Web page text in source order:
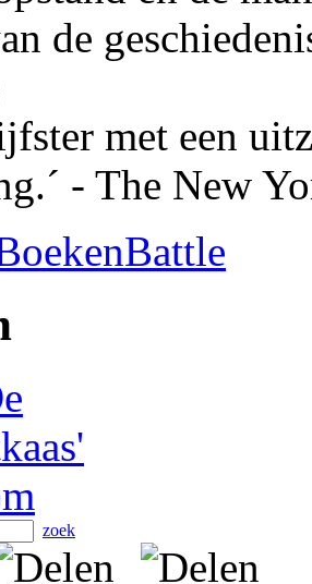
de
met een
- The New
zoek